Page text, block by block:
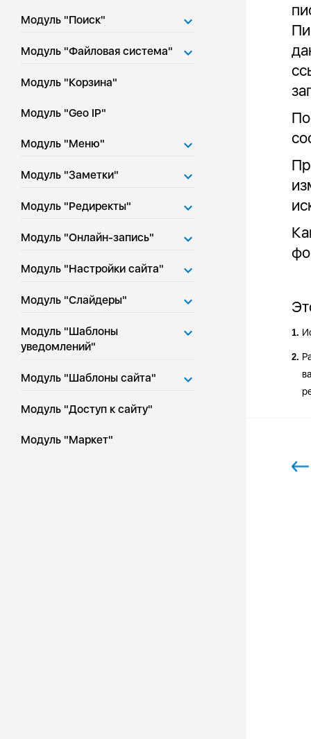
Модуль "Поиск"
Модуль "Файловая система"
Модуль "Корзина"
Модуль "Geo IP"
Модуль "Меню"
Модуль "Заметки"
Модуль "Редиректы"
Модуль "Онлайн-запись"
Модуль "Настройки сайта"
Модуль "Слайдеры"
Модуль "Шаблоны
уведомлений"
Модуль "Шаблоны сайта"
Модуль "Доступ к сайту"
Модуль "Маркет"
1.
2.